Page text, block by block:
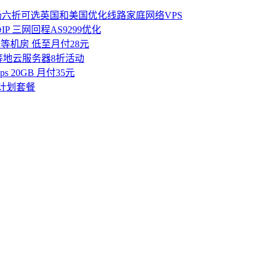
折可选英国和美国优化线路家庭网络VPS
三网回程AS9299优化
机房 低至月付28元
地云服务器8折活动
20GB 月付35元
划套餐